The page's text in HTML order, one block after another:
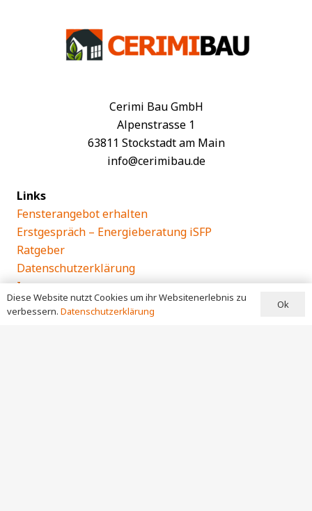
Cerimi Bau GmbH
Alpenstrasse 1
63811 Stockstadt am Main
info@cerimibau.de
Links
Fensterangebot erhalten
Erstgespräch – Energieberatung iSFP
Ratgeber
Datenschutzerklärung
Impressum
Diese Website nutzt Cookies um ihr Websitenerlebnis zu
verbessern. Datenschutzerklärung
Ok